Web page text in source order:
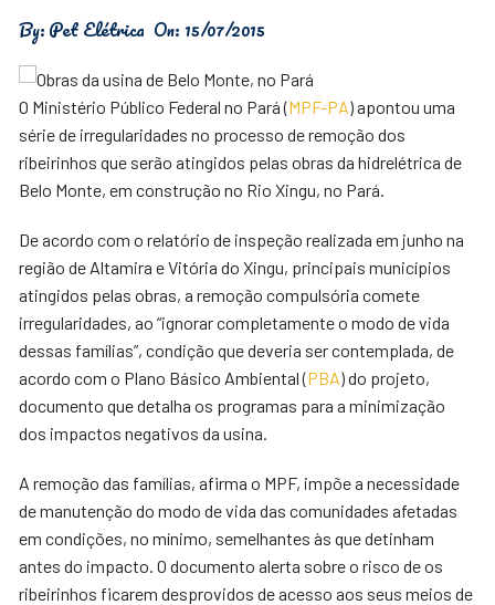
By:Pet Elétrica On: 15/07/2015
O Ministério Público Federal no Pará (MPF-PA) apontou uma
série de irregularidades no processo de remoção dos
ribeirinhos que serão atingidos pelas obras da hidrelétrica de
Belo Monte, em construção no Rio Xingu, no Pará.
De acordo com o relatório de inspeção realizada em junho na
região de Altamira e Vitória do Xingu, principais municípios
atingidos pelas obras, a remoção compulsória comete
irregularidades, ao “ignorar completamente o modo de vida
dessas famílias”, condição que deveria ser contemplada, de
acordo com o Plano Básico Ambiental (PBA) do projeto,
documento que detalha os programas para a minimização
dos impactos negativos da usina.
A remoção das famílias, afirma o MPF, impõe a necessidade
de manutenção do modo de vida das comunidades afetadas
em condições, no mínimo, semelhantes às que detinham
antes do impacto. O documento alerta sobre o risco de os
ribeirinhos ficarem desprovidos de acesso aos seus meios de